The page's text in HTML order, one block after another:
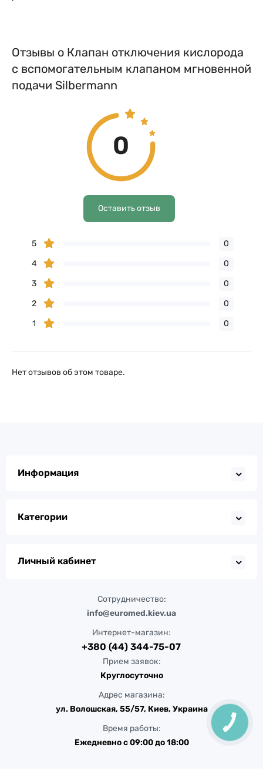
Отзывы о Клапан отключения кислорода
с вспомогательным клапаном мгновенной
подачи Silbermann
0
Оставить отзыв
5
0
4
0
3
0
2
0
1
0
Нет отзывов об этом товаре.
Информация
Категории
Личный кабинет
Сотрудничество:
info@euromed.kiev.ua
Интернет-магазин:
+380 (44) 344-75-07
Прием заявок:
Круглосуточно
Адрес магазина:
ул. Волошская, 55/57, Киев, Украина
Время работы:
Ежедневно с 09:00 до 18:00
КНОПКА
ЗВ'ЯЗКУ